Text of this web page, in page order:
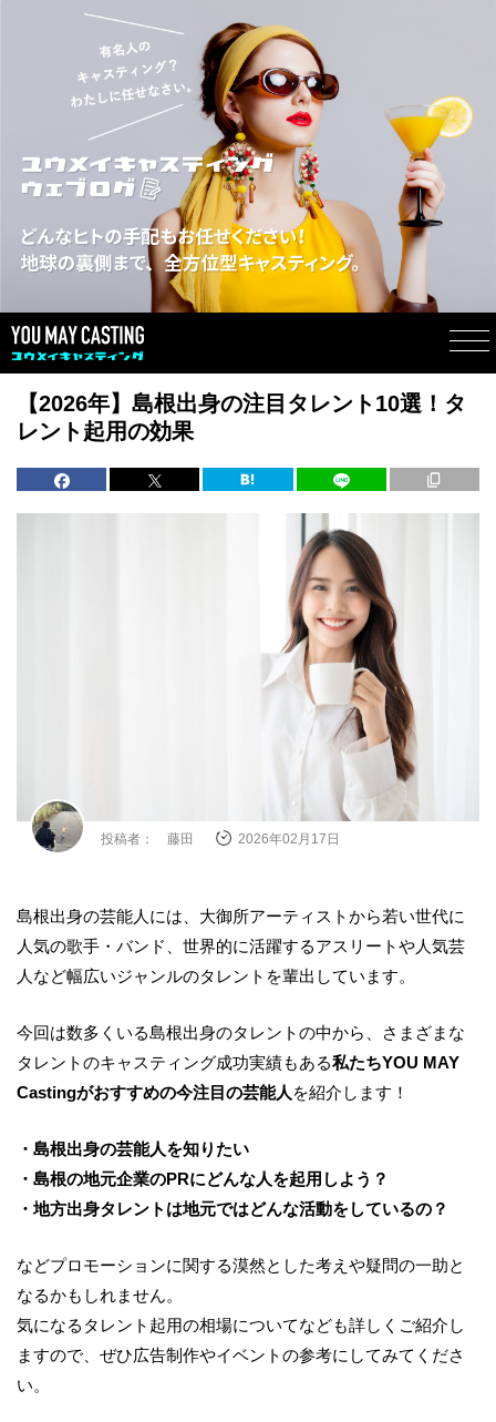
【2026年】島根出身の注目タレント10選！タ
レント起用の効果
投稿者： 藤田 2026年02月17日
島根出身の芸能人には、大御所アーティストから若い世代に
人気の歌手・バンド、世界的に活躍するアスリートや人気芸
人など幅広いジャンルのタレントを輩出しています。
今回は数多くいる島根出身のタレントの中から、さまざまな
タレントのキャスティング成功実績もある私たちYOU MAY
Castingがおすすめの今注目の芸能人を紹介します！
・島根出身の芸能人を知りたい
・島根の地元企業のPRにどんな人を起用しよう？
・地方出身タレントは地元ではどんな活動をしているの？
などプロモーションに関する漠然とした考えや疑問の一助と
なるかもしれません。
気になるタレント起用の相場についてなども詳しくご紹介し
ますので、ぜひ広告制作やイベントの参考にしてみてくださ
い。